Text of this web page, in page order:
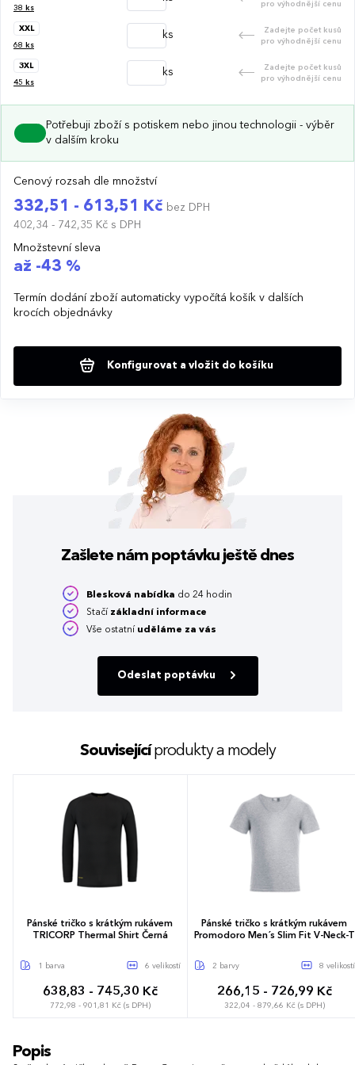
38 ks
pro výhodnější cenu
XXL
68 ks
ks
Zadejte počet kusů
pro výhodnější cenu
3XL
45 ks
ks
Zadejte počet kusů
pro výhodnější cenu
Potřebuji zboží s potiskem nebo jinou technologii - výběr
v dalším kroku
Cenový rozsah dle množství
332,51 - 613,51 Kč bez DPH
402,34 - 742,35 Kč s DPH
Množstevní sleva
až -43 %
Termín dodání zboží automaticky vypočítá košík v dalších
krocích objednávky
Konfigurovat a vložit do košíku
Zašlete nám poptávku ještě dnes
Blesková nabídka do 24 hodin
Stačí základní informace
Vše ostatní uděláme za vás
Odeslat poptávku
Souvisejícíprodukty a modely
Pánské tričko s krátkým rukávem
TRICORP Thermal Shirt Černá
1 barva 6 velikostí
638,83 - 745,30 Kč
772,98 - 901,81 Kč (s DPH)
XS
Pánské tričko s krátkým rukávem
Promodoro Men´s Slim Fit V-Neck-T
2 barvy 8 velikostí
266,15 - 726,99 Kč
322,04 - 879,66 Kč (s DPH)
4XL
5XL
Popis